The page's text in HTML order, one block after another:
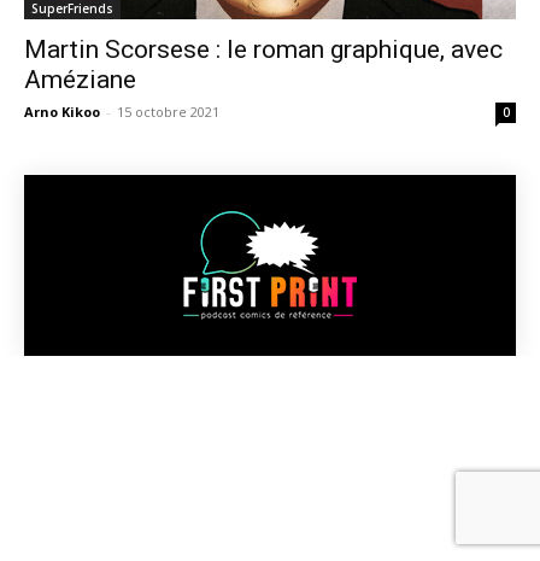
SuperFriends
Martin Scorsese : le roman graphique, avec
Améziane
Arno Kikoo - 15 octobre 2021 0